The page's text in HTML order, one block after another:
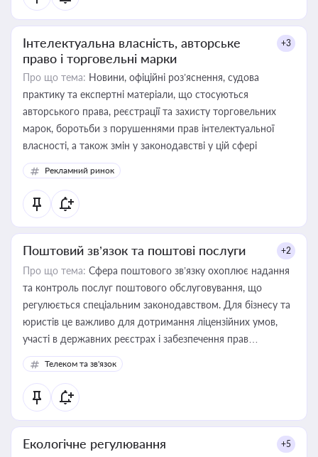
Інтелектуальна власність, авторське
право і торговельні марки
+3
Про що тема: Новини, офіційні роз’яснення, судова
практику та експертні матеріали, що стосуються
авторського права, реєстрації та захисту торговельних
марок, боротьби з порушеннями прав інтелектуальної
власності, а також змін у законодавстві у цій сфері
Рекламний ринок
Поштовий зв’язок та поштові послуги +2
Про що тема: Сфера поштового зв’язку охоплює надання
та контроль послуг поштового обслуговування, що
регулюється спеціальним законодавством. Для бізнесу та
юристів це важливо для дотримання ліцензійних умов,
участі в державних реєстрах і забезпечення прав
споживачів.
Телеком та зв'язок
Екологічне регулювання +5